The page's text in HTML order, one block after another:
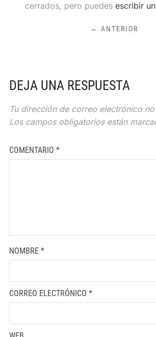
cerrados, pero puedes escribir
← ANTERIOR
DEJA UNA RESPUESTA
Tu dirección de correo electrónico
Los campos obligatorios están
COMENTARIO *
NOMBRE *
CORREO ELECTRÓNICO *